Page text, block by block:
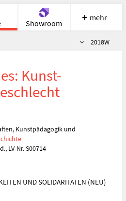
Showroom
Recherche
mehr
Semester
2018W
Kunst-
Kunstpädagogik und
LV-Nr. S00714
UND SOLIDARITÄTEN (NEU)